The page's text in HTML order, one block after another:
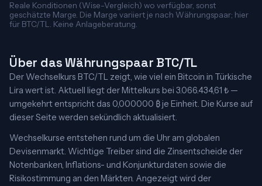
Reale Konditionen (Wise-Vergleich) wo verfügbar, sonst
geschätzte Marge. Die Marge variiert je nach Währungspaar; hier
für BTC/TL. Keine Anlageberatung.
Über das Währungspaar BTC/TL
Der Wechselkurs BTC/TL zeigt, wie viel ein Bitcoin in Türkische
Lira wert ist. Aktuell liegt der Mittelkurs bei 3.066.434,61 ₺ —
umgekehrt entspricht das 0,000000 ₿ je Einheit. Die Kurse auf
dieser Seite werden sekündlich aktualisiert.
Wechselkurse entstehen rund um die Uhr am globalen
Devisenmarkt. Wichtige Treiber sind die Zinsentscheide der
Notenbanken, Inflations- und Konjunkturdaten sowie die
Risikostimmung an den Märkten. Angezeigt wird der